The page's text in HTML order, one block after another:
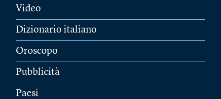
Video
Dizionario italiano
Oroscopo
Pubblicità
Paesi